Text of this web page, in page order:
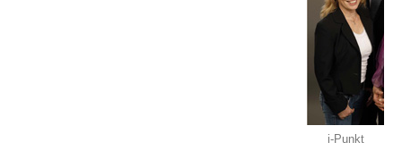
i-Punkt